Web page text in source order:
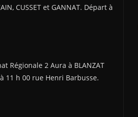
CUSSET et GANNAT. Départ à
Régionale 2 Aura à BLANZAT
11 h 00 rue Henri Barbusse.